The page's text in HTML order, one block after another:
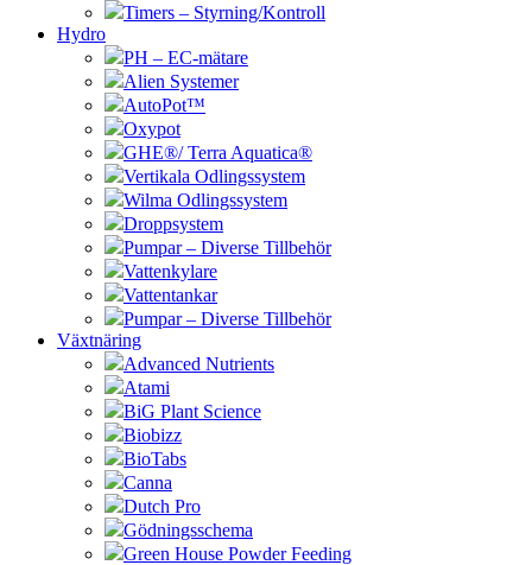
Timers – Styrning/Kontroll
Hydro
PH – EC-mätare
Alien Systemer
AutoPot™
Oxypot
GHE®/ Terra Aquatica®
Vertikala Odlingssystem
Wilma Odlingssystem
Droppsystem
Pumpar – Diverse Tillbehör
Vattenkylare
Vattentankar
Pumpar – Diverse Tillbehör
Växtnäring
Advanced Nutrients
Atami
BiG Plant Science
Biobizz
BioTabs
Canna
Dutch Pro
Gödningsschema
Green House Powder Feeding